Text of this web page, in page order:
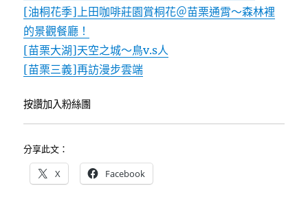
[油桐花季]上田咖啡莊園賞桐花＠苗栗通霄～森林裡
的景觀餐廳！
[苗栗大湖]天空之城～鳥v.s人
[苗栗三義]再訪漫步雲端
按讚加入粉絲團
分享此文：
X Facebook